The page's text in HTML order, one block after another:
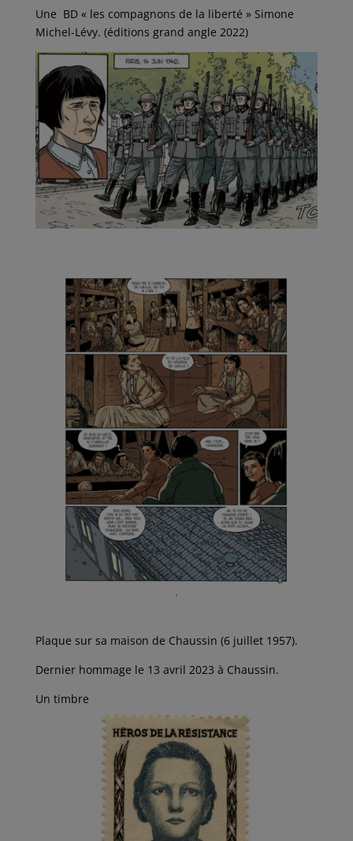
Une BD « les compagnons de la liberté » Simone
Michel-Lévy. (éditions grand angle 2022)
Plaque sur sa maison de Chaussin (6 juillet 1957).
Dernier hommage le 13 avril 2023 à Chaussin.
Un timbre